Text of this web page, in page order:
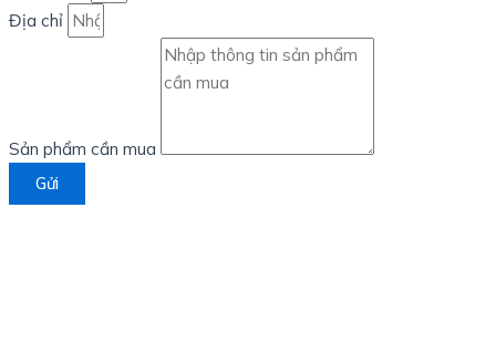
Địa chỉ
Sản phẩm cần mua
Gửi